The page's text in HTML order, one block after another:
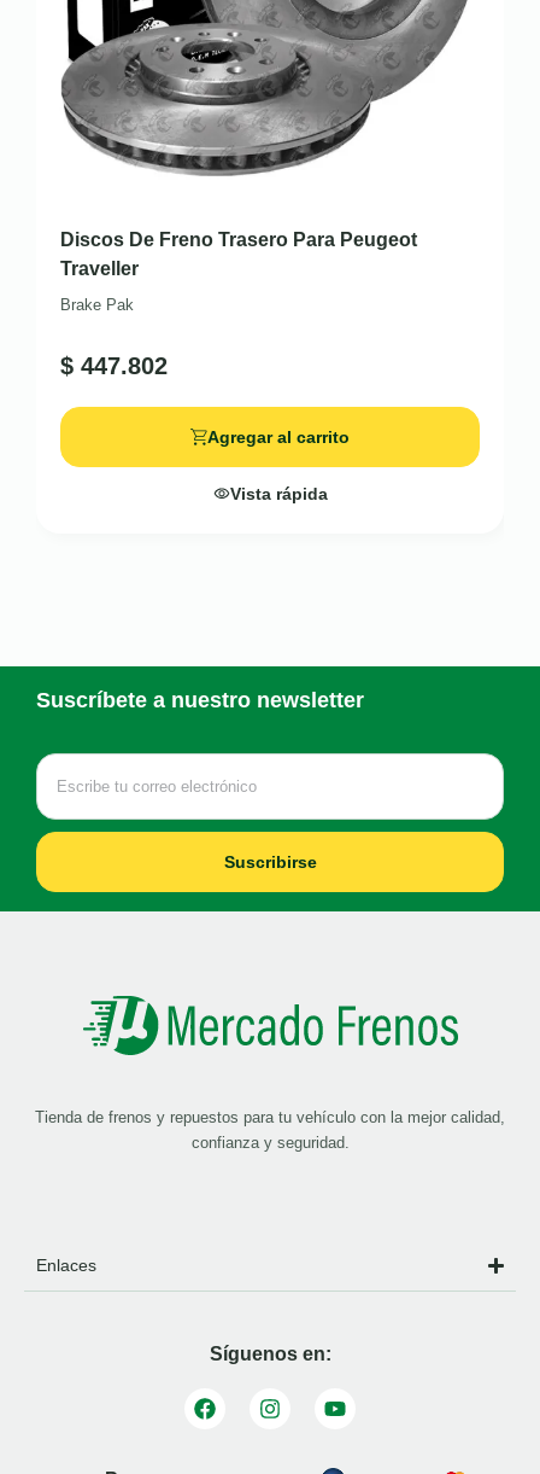
Discos De Freno Trasero Para Peugeot
Traveller
Brake Pak
$ 447.802
Agregar al carrito
Vista rápida
Suscríbete a nuestro newsletter
Suscribirse
Tienda de frenos y repuestos para tu vehículo con la mejor calidad,
confianza y seguridad.
Enlaces
Síguenos en: